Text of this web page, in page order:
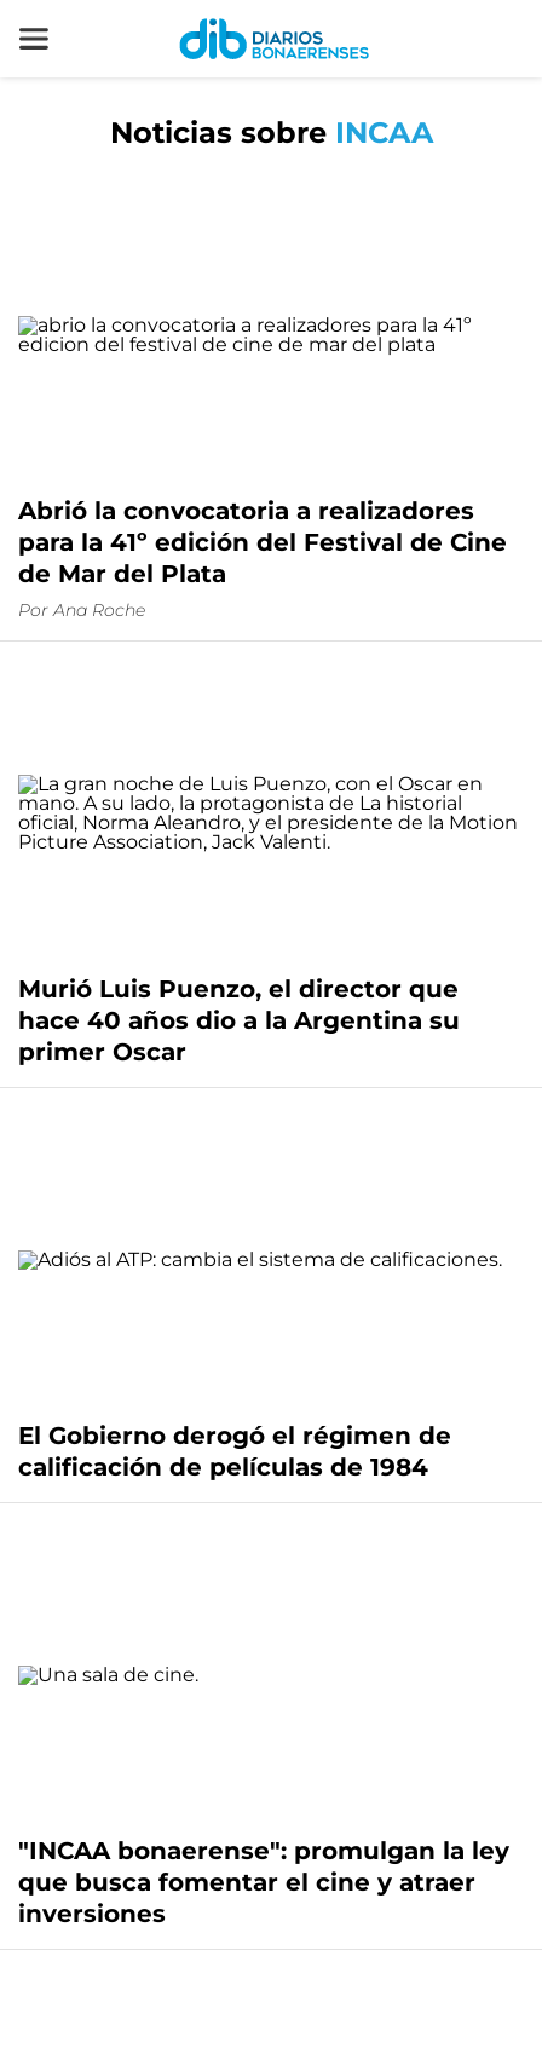
Noticias sobre INCAA
Abrió la convocatoria a realizadores
para la 41º edición del Festival de Cine
de Mar del Plata
Por Ana Roche
Murió Luis Puenzo, el director que
hace 40 años dio a la Argentina su
primer Oscar
El Gobierno derogó el régimen de
calificación de películas de 1984
"INCAA bonaerense": promulgan la ley
que busca fomentar el cine y atraer
inversiones